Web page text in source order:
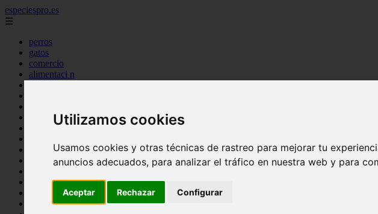
Utilizamos cookies
Usamos cookies y otras técnicas de rastreo para mejorar tu
anuncios adecuados, para analizar el tráfico en nuestra web y para
Aceptar Rechazar Configurar
especiespro.es
☰
perros
gatos
comercio
alimentaci n
tenencia responsable
marketing
peque os mam feros
legislaci n